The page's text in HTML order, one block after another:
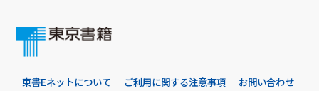
東書Eネットについて ご利用に関する注意事項 お問い合わせ